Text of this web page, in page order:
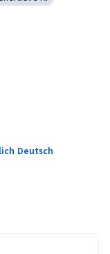
(RBAC)Generative KI
Deutsch